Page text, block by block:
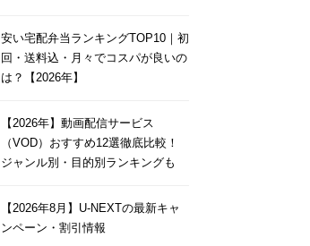
安い宅配弁当ランキングTOP10｜初
回・送料込・月々でコスパが良いの
は？【2026年】
【2026年】動画配信サービス
（VOD）おすすめ12選徹底比較！
ジャンル別・目的別ランキングも
【2026年8月】U-NEXTの最新キャ
ンペーン・割引情報